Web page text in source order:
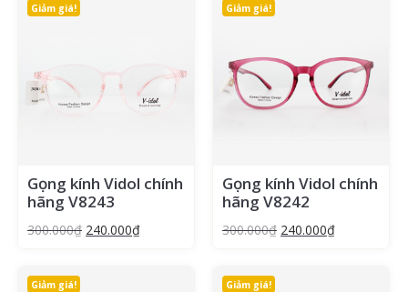
Giảm giá!
Gọng kính Vidol chính
hãng V8243
300.000₫ 240.000₫
Giảm giá!
Gọng kính Vidol chính
hãng V8242
300.000₫ 240.000₫
Giảm giá! Giảm giá!